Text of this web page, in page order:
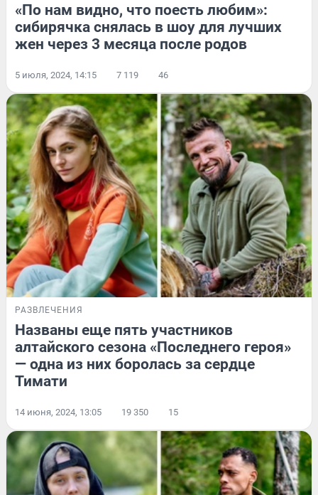
«По нам видно, что поесть любим»:
сибирячка снялась в шоу для лучших
жен через 3 месяца после родов
5 июля, 2024, 14:15 7 119 46
РАЗВЛЕЧЕНИЯ
Названы еще пять участников
алтайского сезона «Последнего героя»
— одна из них боролась за сердце
Тимати
14 июня, 2024, 13:05 19 350 15